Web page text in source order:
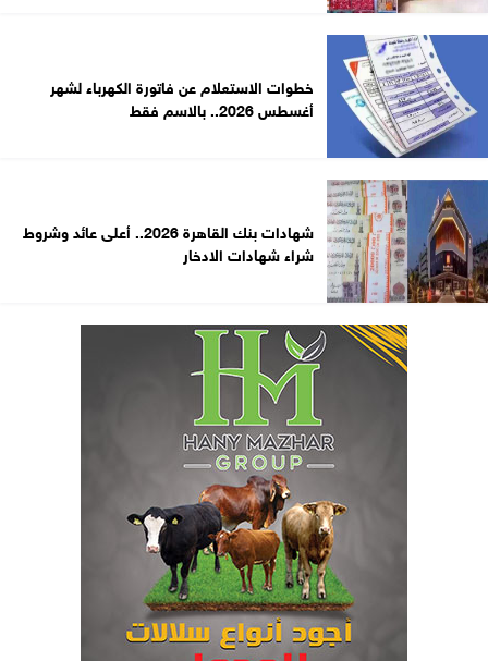
خطوات الاستعلام عن فاتورة الكهرباء لشهر
أغسطس 2026.. بالاسم فقط
شهادات بنك القاهرة 2026.. أعلى عائد وشروط
شراء شهادات الادخار